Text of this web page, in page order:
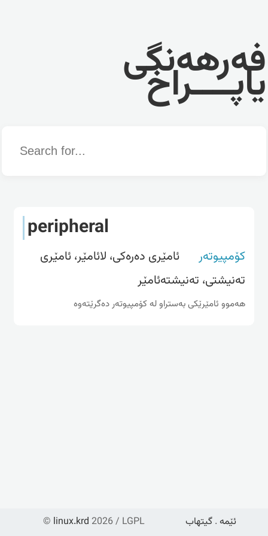
فەرهەنگی
یاپــــراخ
Word
peripheral
کۆمپیوتەر
ئامێری ده‌ره‌كی، لائامێر، ئامێری
ته‌نیشتی، ته‌نیشته‌ئامێر
هه‌موو ئامێرێكی به‌ستراو له‌ كۆمپیوته‌ر ده‌گرێته‌وه
© linux.krd 2026 / LGPL ئێمە . گیتهاب